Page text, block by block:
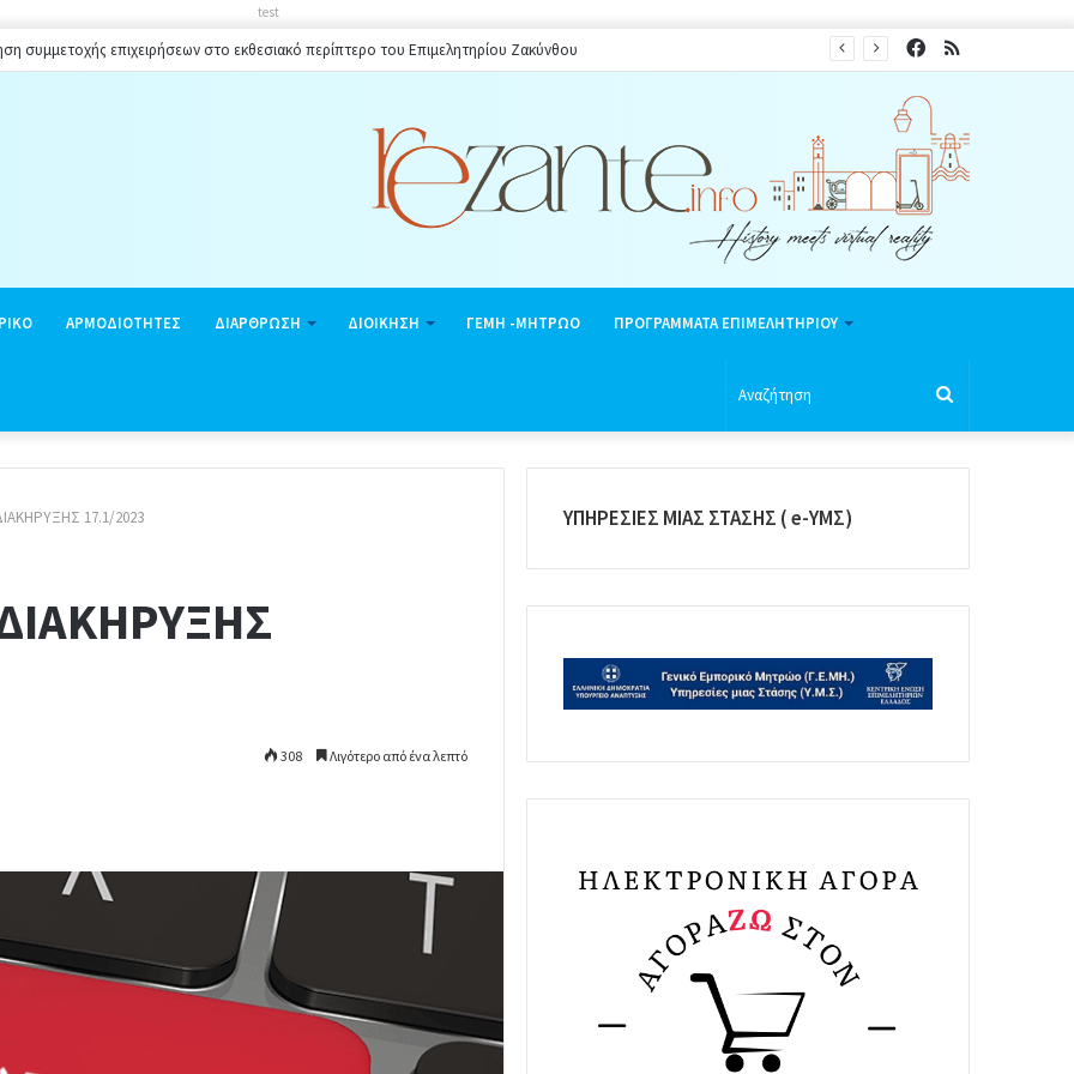
test
ωραρίου λειτουργίας καταστημάτων στο Δήμο Ζακύνθου κατά την θερινή περίοδο 2026 RSS
Facebook
ΑΡΜΟΔΙΟΤΗΤΕΣ ΔΙΑΡΘΡΩΣΗ ΔΙΟΙΚΗΣΗ ΓΕΜΗ -ΜΗΤΡΩΟ ΠΡΟΓΡΑΜΜΑΤΑ ΕΠΙΜΕΛΗΤΗΡΙΟΥ
17.1/2023
308 Λιγότερο από ένα λεπτό
ΥΠΗΡΕΣΙΕΣ ΜΙΑΣ ΣΤΑΣΗΣ ( e-ΥΜΣ)